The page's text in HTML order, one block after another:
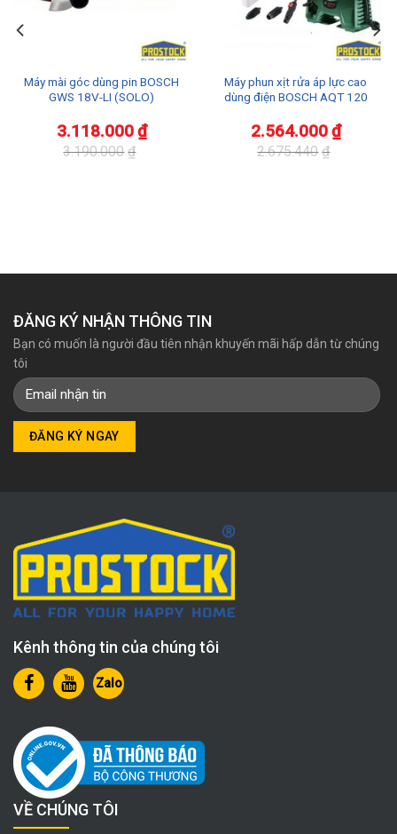
Máy mài góc dùng pin BOSCH
GWS 18V-LI (SOLO)
3.190.000 ₫
3.118.000₫
Máy phun xịt rửa áp lực cao
dùng điện BOSCH AQT 120
2.675.440 ₫
2.564.000₫
ĐĂNG KÝ NHẬN THÔNG TIN
Bạn có muốn là người đầu tiên nhận khuyến mãi hấp dẫn từ chúng
tôi
Kênh thông tin của chúng tôi
Zalo
VỀ CHÚNG TÔI